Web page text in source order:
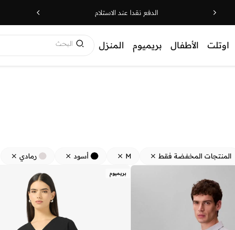
الدفع نقدا عند الاستلام
اوتلت الأطفال بريميوم المنزل البحث
المنتجات المخفضة فقط M أسود رمادي
بريميوم